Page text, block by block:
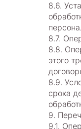
8.6.
8.7.
8.8.
этого
8.9.
срока
9.
9.1.